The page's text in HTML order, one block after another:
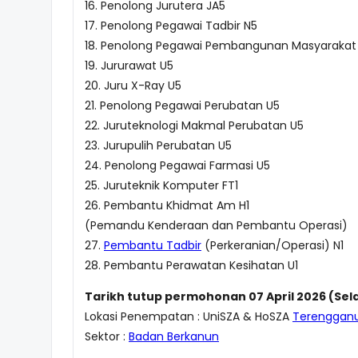
16. Penolong Jurutera JA5
17. Penolong Pegawai Tadbir N5
18. Penolong Pegawai Pembangunan Masyarakat
19. Jururawat U5
20. Juru X-Ray U5
21. Penolong Pegawai Perubatan U5
22. Juruteknologi Makmal Perubatan U5
23. Jurupulih Perubatan U5
24. Penolong Pegawai Farmasi U5
25. Juruteknik Komputer FT1
26. Pembantu Khidmat Am H1
(Pemandu Kenderaan dan Pembantu Operasi)
27. Pembantu Tadbir (Perkeranian/Operasi) N1
28. Pembantu Perawatan Kesihatan U1
Tarikh tutup permohonan 07 April 2026
Lokasi Penempatan : UniSZA & HoSZA
Sektor : Badan Berkanun